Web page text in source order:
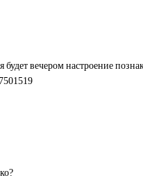
будет вечером настроение